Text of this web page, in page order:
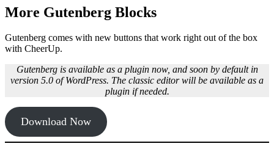
More Gutenberg Blocks
Gutenberg comes with new buttons that work right out of the box
with CheerUp.
Gutenberg is available as a plugin now, and soon by default in
version 5.0 of WordPress. The classic editor will be available as a
plugin if needed.
Download Now